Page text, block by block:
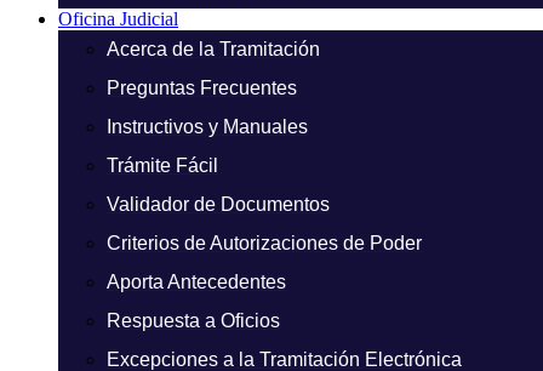
Oficina Judicial
Acerca de la Tramitación
Preguntas Frecuentes
Instructivos y Manuales
Trámite Fácil
Validador de Documentos
Criterios de Autorizaciones de Poder
Aporta Antecedentes
Respuesta a Oficios
Excepciones a la Tramitación Electrónica